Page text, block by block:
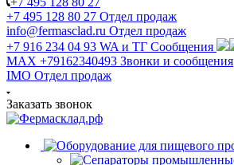
+7 495 128 80 27 Отдел продаж
info@fermasclad.ru Отдел продаж
+7 916 234 04 93 WA и ТГ Сообщения
MAX +79162340493 Звонки и сообщения
IMO Отдел продаж
Заказать звонок